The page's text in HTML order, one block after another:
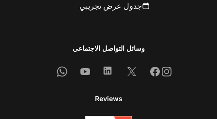
جدول عرض تجريبي
وسائل التواصل الاجتماعي
Instagram
Facebook
X
Linkedin
Youtube
Whatsapp
Reviews